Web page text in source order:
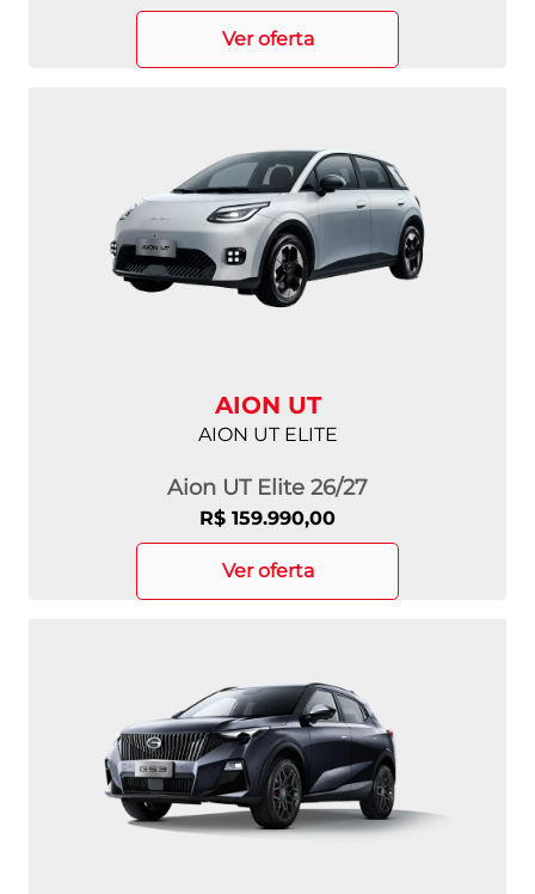
ver oferta
AION UT
AION UT ELITE
Aion UT Elite 26/27
R$ 159.990,00
ver oferta